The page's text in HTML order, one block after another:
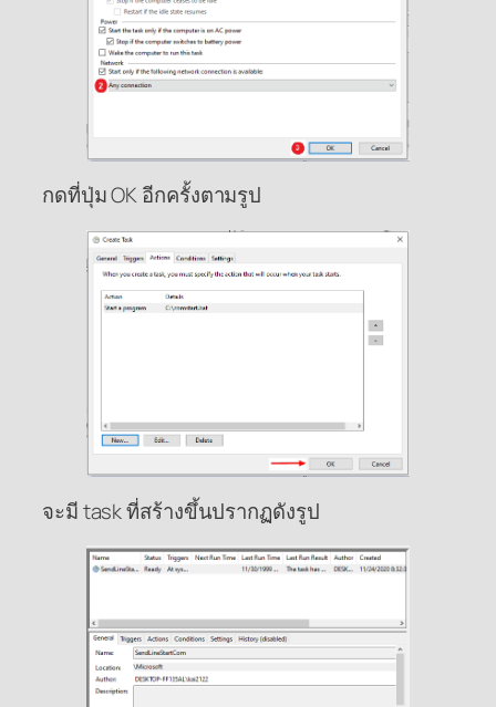
กดที่ปุ่ม OK อีกครั้งตามรูป
จะมี task ที่สร้างขึ้นปรากฏดังรูป